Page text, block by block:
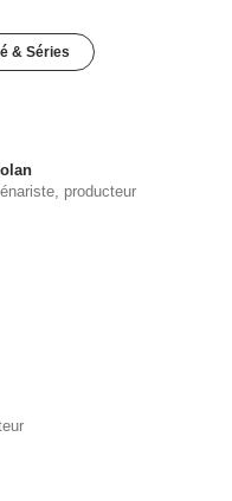
& Séries
producteur